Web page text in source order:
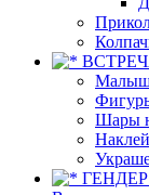
Шары